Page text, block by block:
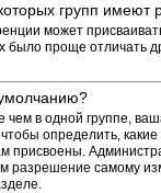
групп имеют
может
было проще отличать
чем в одной группе,
определить,
присвоены.
разрешение самому